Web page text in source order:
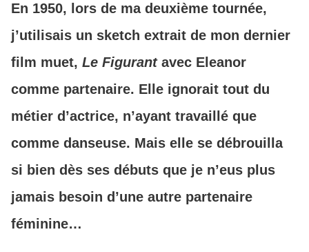
En 1950, lors de ma deuxième tournée,
j’utilisais un sketch extrait de mon dernier
film muet, Le Figurant avec Eleanor
comme partenaire. Elle ignorait tout du
métier d’actrice, n’ayant travaillé que
comme danseuse. Mais elle se débrouilla
si bien dès ses débuts que je n’eus plus
jamais besoin d’une autre partenaire
féminine…